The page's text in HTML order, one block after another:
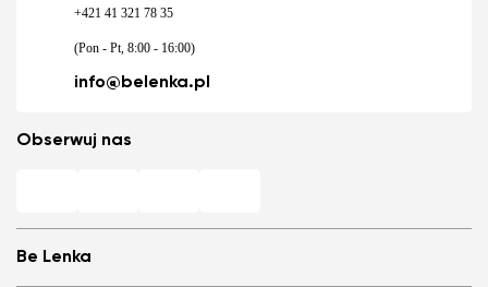
Be Lenka
+421 41 321 78 35
(Pon - Pt, 8:00 - 16:00)
info@belenka.pl
Obserwuj nas